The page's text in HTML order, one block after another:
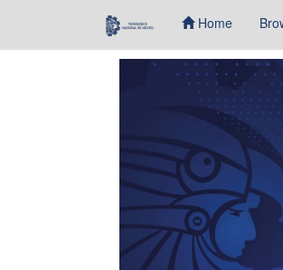
Home